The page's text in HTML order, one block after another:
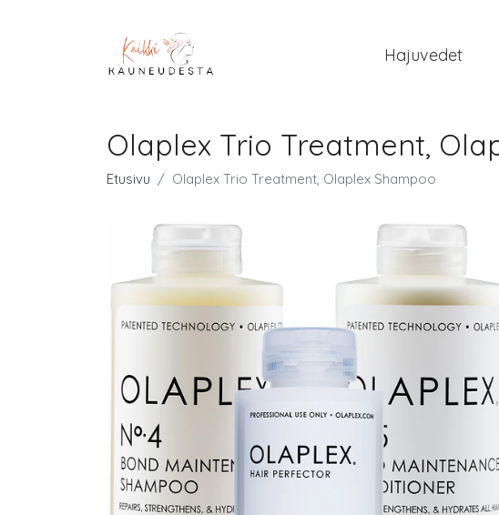
Hajuvedet
Olaplex Trio Treatment,
Etusivu Olaplex Trio Treatment, Olaplex Shampoo